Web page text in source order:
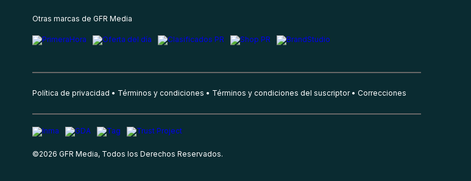
Otras marcas de GFR Media
Política de privacidad Términos y condiciones Términos y condiciones del suscriptor Correcciones
©2026 GFR Media, Todos los Derechos Reservados.